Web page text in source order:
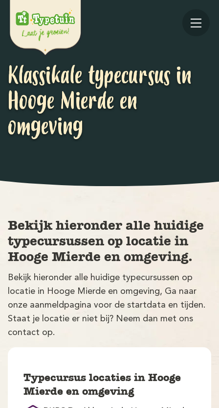
Klassikale typecursus in
Hooge Mierde en
omgeving
Bekijk hieronder alle huidige
typecursussen op locatie in
Hooge Mierde en omgeving.
Bekijk hieronder alle huidige typecursussen op
locatie in Hooge Mierde en omgeving, Ga naar
onze aanmeldpagina voor de startdata en tijden.
Staat je locatie er niet bij? Neem dan met ons
contact op.
Typecursus locaties in Hooge
Mierde en omgeving